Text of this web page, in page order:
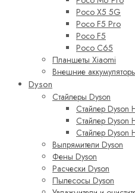
Poco X5 5G
Poco F5 Pro
Poco F5
Poco C65
Планшеты Xiaomi
Внешние
Dyson
Стайлеры Dyson
Стайлер Dyson
Стайлер Dyson
Стайлер Dyson
Выпрямители Dyson
Фены Dyson
Расчески Dyson
Пылесосы Dyson